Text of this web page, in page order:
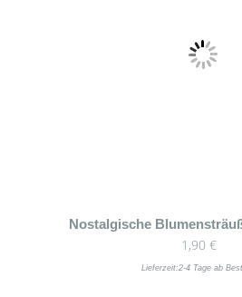
Nostalgische
1,90 €
Lieferzeit:2-4 Tage ab